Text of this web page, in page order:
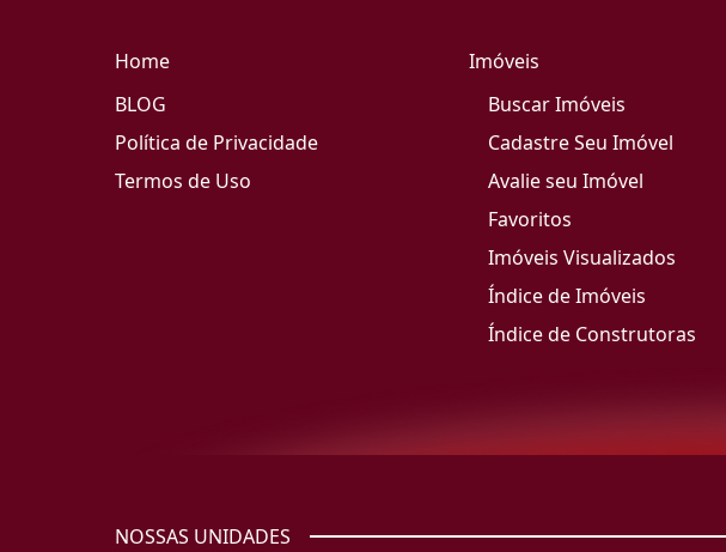
Home
BLOG
Política de Privacidade
Termos de Uso
Imóveis
Buscar Imóveis
Cadastre Seu Imóvel
Avalie seu Imóvel
Favoritos
Imóveis Visualizados
Índice de Imóveis
Índice de Construtoras
NOSSAS UNIDADES